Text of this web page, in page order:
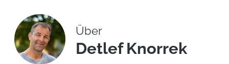
Über
Detlef Knorrek